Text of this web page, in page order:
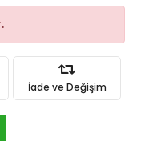
İade ve Değişim